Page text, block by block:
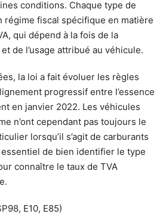
conditions. Chaque type de
régime fiscal spécifique en matière
qui dépend à la fois de la
de l’usage attribué au véhicule.
la loi a fait évoluer les règles
progressif entre l’essence
en janvier 2022. Les véhicules
n’ont cependant pas toujours le
lorsqu’il s’agit de carburants
de bien identifier le type
connaître le taux de TVA
E10, E85)